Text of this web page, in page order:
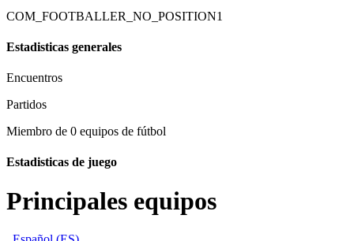
COM_FOOTBALLER_NO_POSITION1
Estadisticas generales
Encuentros
Partidos
Miembro de 0 equipos de fútbol
Estadisticas de juego
Principales equipos